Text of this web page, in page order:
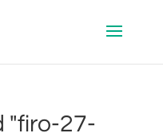
"firo-27-